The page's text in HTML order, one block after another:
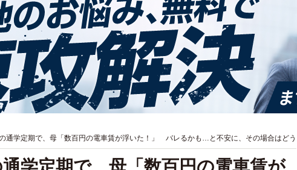
通学定期で、母「数百円の電車賃が浮いた！」 バレるかも…と不安に、その場合はどう